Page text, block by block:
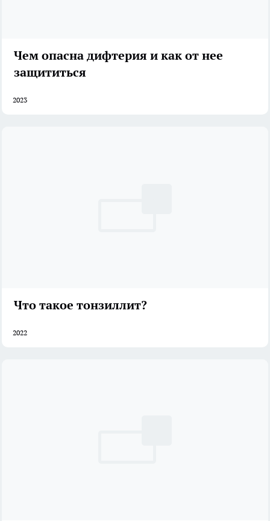
Чем опасна дифтерия и как от нее
защититься
2023
Что такое тонзиллит?
2022